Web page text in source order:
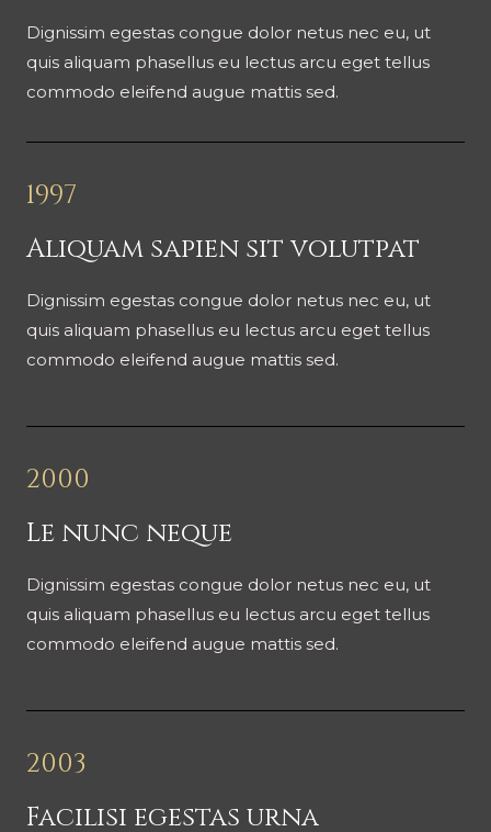
Dignissim egestas congue dolor netus nec eu, ut
quis aliquam phasellus eu lectus arcu eget tellus
commodo eleifend augue mattis sed.
1997
Aliquam sapien sit volutpat
Dignissim egestas congue dolor netus nec eu, ut
quis aliquam phasellus eu lectus arcu eget tellus
commodo eleifend augue mattis sed.
2000
Le nunc neque
Dignissim egestas congue dolor netus nec eu, ut
quis aliquam phasellus eu lectus arcu eget tellus
commodo eleifend augue mattis sed.
2003
Facilisi egestas urna